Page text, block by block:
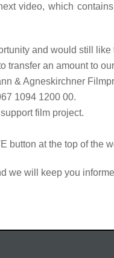
video, which
and would still like
transfer an amount to
& Agneskirchner
1094 1200 00.
film project.
button at the top of the
we will keep you